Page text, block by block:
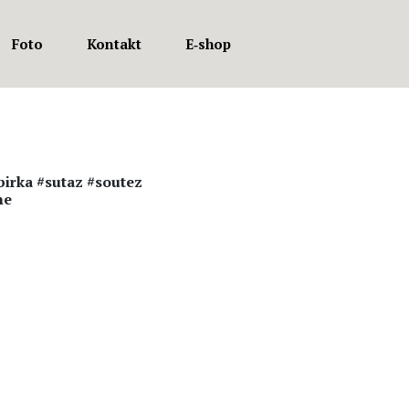
Foto Kontakt E‑shop
#sutaz #soutez